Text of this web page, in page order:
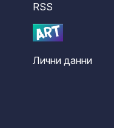
RSS
Лични данни